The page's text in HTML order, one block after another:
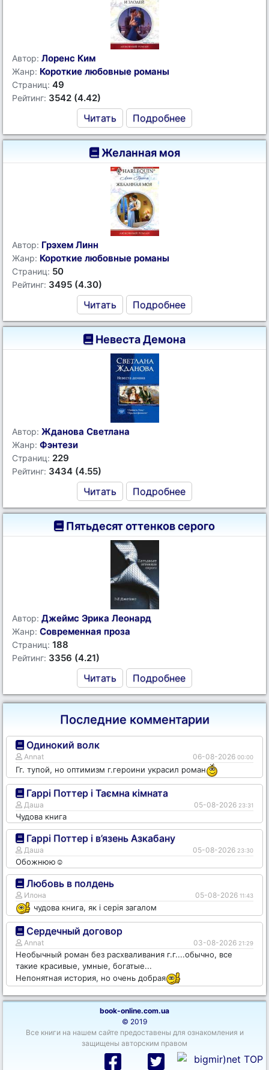
Автор: Лоренс Ким
Жанр: Короткие любовные романы
Страниц: 49
Рейтинг: 3542 (4.42)
Читать Подробнее
Желанная моя
Автор: Грэхем Линн
Жанр: Короткие любовные романы
Страниц: 50
Рейтинг: 3495 (4.30)
Читать Подробнее
Невеста Демона
Автор: Жданова Светлана
Жанр: Фэнтези
Страниц: 229
Рейтинг: 3434 (4.55)
Читать Подробнее
Пятьдесят оттенков серого
Автор: Джеймс Эрика Леонард
Жанр: Современная проза
Страниц: 188
Рейтинг: 3356 (4.21)
Читать Подробнее
Последние комментарии
Одинокий волк
Annat 06-08-2026 00:00
Гг. тупой, но оптимизм г.героини украсил роман
Гаррі Поттер і Таємна кімната
Даша 05-08-2026 23:31
Чудова книга
Гаррі Поттер і в’язень Азкабану
Даша 05-08-2026 23:30
Обожнюю☺️
Любовь в полдень
Илона 05-08-2026 11:43
чудова книга, як і серія загалом
Сердечный договор
Annat 03-08-2026 21:29
Необычный роман без расхваливания г.г....обычно, все
такие красивые, умные, богатые...
Непонятная история, но очень добрая
book-online.com.ua
© 2019
Все книги на нашем сайте предоставены для ознакомления и
защищены авторским правом